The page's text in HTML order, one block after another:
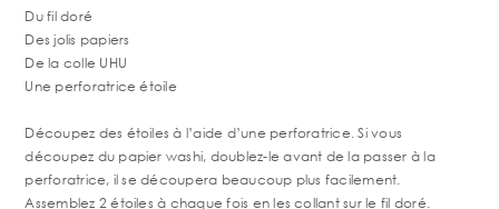
Du fil doré
Des jolis papiers
De la colle UHU
Une perforatrice étoile
Découpez des étoiles à l’aide d’une perforatrice. Si vous
découpez du papier washi, doublez-le avant de la passer à la
perforatrice, il se découpera beaucoup plus facilement.
Assemblez 2 étoiles à chaque fois en les collant sur le fil doré.